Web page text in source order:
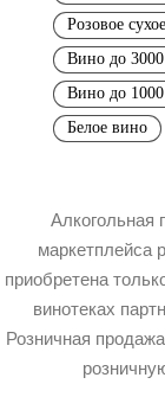
Розовое
Вино до
Вино до
Белое вино
Алкогольная
маркетплейса
приобретена
винотеках
Розничная